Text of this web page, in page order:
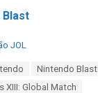
Blast
JOL
Nintendo Blast
XIII: Global Match